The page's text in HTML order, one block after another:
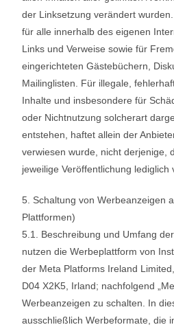
der Linksetzung verändert
für alle innerhalb des eigenen
Links und Verweise sowie für
eingerichteten Gästebüchern,
Mailinglisten. Für illegale,
Inhalte und insbesondere für
oder Nichtnutzung solcherart
entstehen, haftet allein der
verwiesen wurde, nicht derjenige,
jeweilige Veröffentlichung lediglich
5. Schaltung von Werbeanzeigen
Plattformen)
5.1. Beschreibung und Umfang
nutzen die Werbeplattform von
der Meta Platforms Ireland
D04 X2K5, Irland; nachfolgend
Werbeanzeigen zu schalten. In
ausschließlich Werbeformate, die